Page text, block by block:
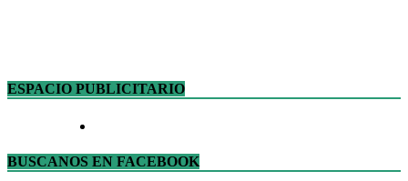
ESPACIO PUBLICITARIO
BUSCANOS EN FACEBOOK